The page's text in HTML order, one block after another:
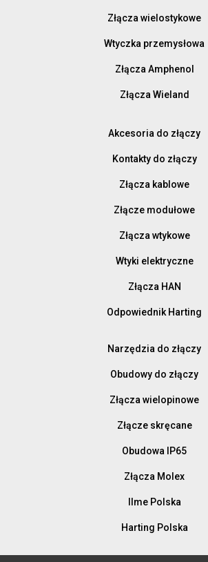
Złącza wielostykowe
Wtyczka przemysłowa
Złącza Amphenol
Złącza Wieland
Akcesoria do złączy
Kontakty do złączy
Złącza kablowe
Złącze modułowe
Złącza wtykowe
Wtyki elektryczne
Złącza HAN
Odpowiednik Harting
Narzędzia do złączy
Obudowy do złączy
Złącza wielopinowe
Złącze skręcane
Obudowa IP65
Złącza Molex
Ilme Polska
Harting Polska